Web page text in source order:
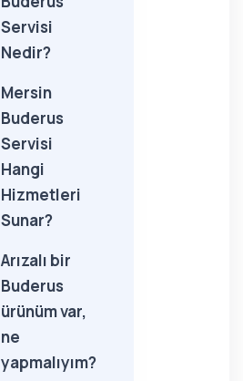
Servisi
Nedir?
Mersin
Buderus
Servisi
Hangi
Hizmetleri
Sunar?
Arızalı bir
Buderus
ürünüm var,
ne
yapmalıyım?